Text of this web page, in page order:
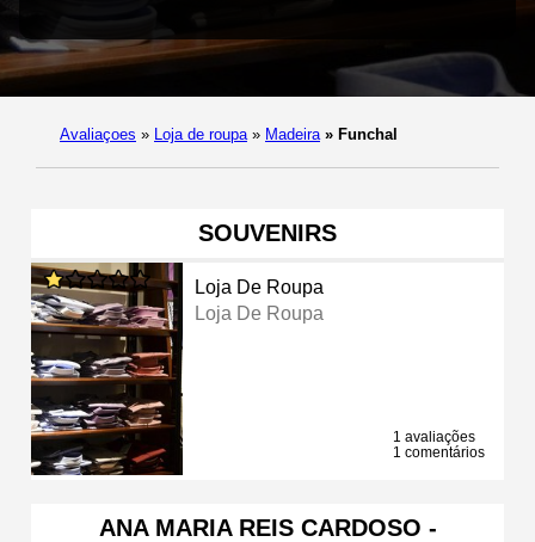
Avaliaçoes » Loja de roupa » Madeira » Funchal
SOUVENIRS
Loja De Roupa
Loja De Roupa
1 avaliações
1 comentários
ANA MARIA REIS CARDOSO -